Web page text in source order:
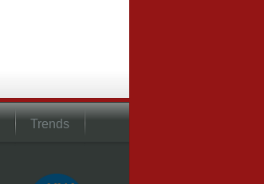
Trends